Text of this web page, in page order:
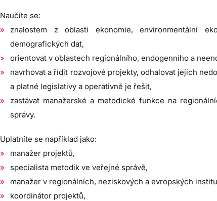
Naučíte se:
znalostem z oblasti ekonomie, environmentální
demografických dat,
orientovat v oblastech regionálního, endogenního a
navrhovat a řídit rozvojové projekty, odhalovat jejich
a platné legislativy a operativně je řešit,
zastávat manažerské a metodické funkce na
správy.
Uplatníte se například jako:
manažer projektů,
specialista metodik ve veřejné správě,
manažer v regionálních, neziskových a evropských
koordinátor projektů,